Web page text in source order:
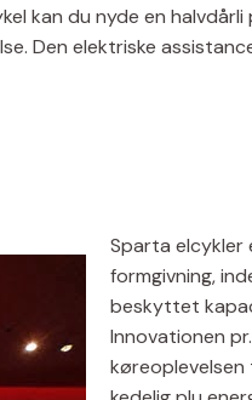
kan du nyde en
Den elektriske
Sparta elcykler
formgivning,
beskyttet
Innovationen